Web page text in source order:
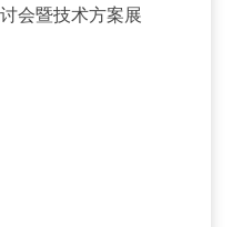
会暨技术方案展